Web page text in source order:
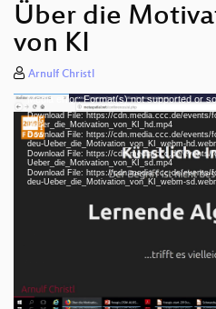
Über die
von KI
Arnulf Christl
Video
Player
Media error: Format(s) not supported or
Download File: https://cdn.media.ccc.de/events/
Ueber_die_Motivation_von_KI_hd.mp4
Download File: https://cdn.media.ccc.de/events/
deu-Ueber_die_Motivation_von_KI_webm-
Download File: https://cdn.media.ccc.de/events/
Ueber_die_Motivation_von_KI_sd.mp4
Download File: https://cdn.media.ccc.de/events/
deu-Ueber_die_Motivation_von_KI_webm-